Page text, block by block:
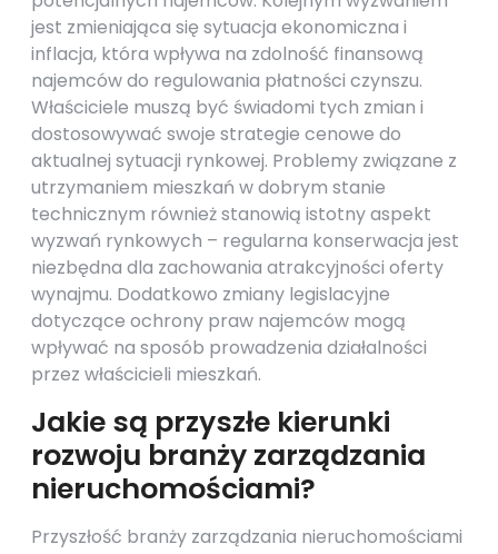
jest zmieniająca się sytuacja ekonomiczna i
inflacja, która wpływa na zdolność finansową
najemców do regulowania płatności czynszu.
Właściciele muszą być świadomi tych zmian i
dostosowywać swoje strategie cenowe do
aktualnej sytuacji rynkowej. Problemy związane z
utrzymaniem mieszkań w dobrym stanie
technicznym również stanowią istotny aspekt
wyzwań rynkowych – regularna konserwacja jest
niezbędna dla zachowania atrakcyjności oferty
wynajmu. Dodatkowo zmiany legislacyjne
dotyczące ochrony praw najemców mogą
wpływać na sposób prowadzenia działalności
przez właścicieli mieszkań.
Jakie są przyszłe kierunki
rozwoju branży zarządzania
nieruchomościami?
Przyszłość branży zarządzania nieruchomościami